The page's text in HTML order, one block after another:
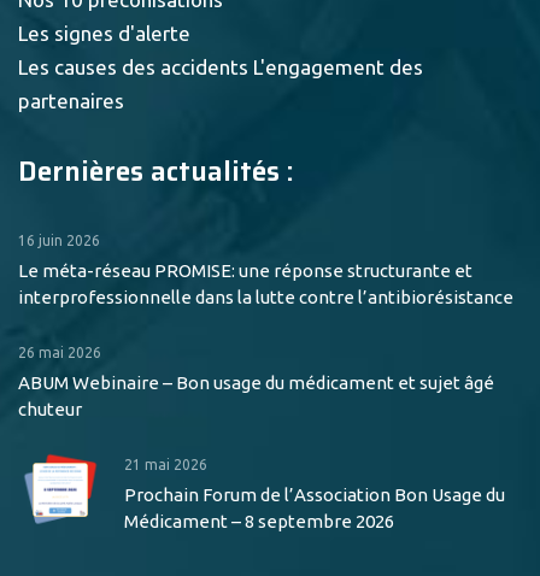
Les signes d'alerte
Les causes des accidents L'engagement des
partenaires
Dernières actualités :
16 juin 2026
Le méta-réseau PROMISE: une réponse structurante et
interprofessionnelle dans la lutte contre l’antibiorésistance
26 mai 2026
ABUM Webinaire – Bon usage du médicament et sujet âgé
chuteur
21 mai 2026
Prochain Forum de l’Association Bon Usage du
Médicament – 8 septembre 2026